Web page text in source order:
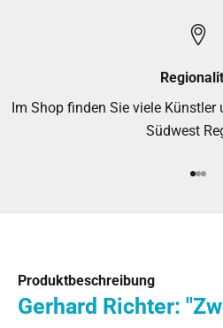
Im Shop finden Sie viele
Südwest
Produktbeschreibung
Gerhard Richter: